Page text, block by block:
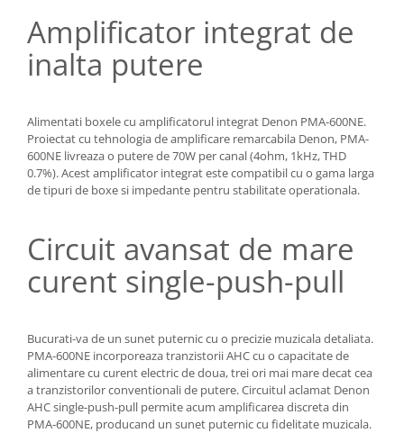
Amplificator integrat de
inalta putere
Alimentati boxele cu amplificatorul integrat Denon PMA-600NE.
Proiectat cu tehnologia de amplificare remarcabila Denon, PMA-
600NE livreaza o putere de 70W per canal (4ohm, 1kHz, THD
0.7%). Acest amplificator integrat este compatibil cu o gama larga
de tipuri de boxe si impedante pentru stabilitate operationala.
Circuit avansat de mare
curent single-push-pull
Bucurati-va de un sunet puternic cu o precizie muzicala detaliata.
PMA-600NE incorporeaza tranzistorii AHC cu o capacitate de
alimentare cu curent electric de doua, trei ori mai mare decat cea
a tranzistorilor conventionali de putere. Circuitul aclamat Denon
AHC single-push-pull permite acum amplificarea discreta din
PMA-600NE, producand un sunet puternic cu fidelitate muzicala.